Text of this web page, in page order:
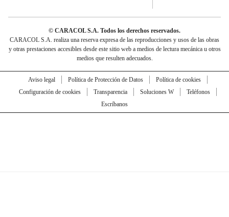
© CARACOL S.A. Todos los derechos reservados.
CARACOL S.A. realiza una reserva expresa de las reproducciones y usos de las obras
y otras prestaciones accesibles desde este sitio web a medios de lectura mecánica u otros
medios que resulten adecuados.
Aviso legal Política de Protección de Datos
Política de cookies
Configuración de cookies
Transparencia Soluciones W
Teléfonos
Escríbanos